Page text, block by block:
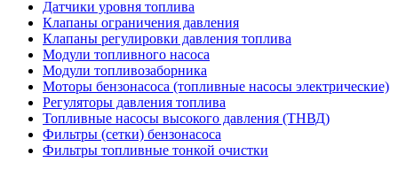
Датчики уровня топлива
Клапаны ограничения давления
Клапаны регулировки давления топлива
Модули топливного насоса
Модули топливозаборника
Моторы бензонасоса (топливные насосы электрические)
Регуляторы давления топлива
Топливные насосы высокого давления (ТНВД)
Фильтры (сетки) бензонасоса
Фильтры топливные тонкой очистки